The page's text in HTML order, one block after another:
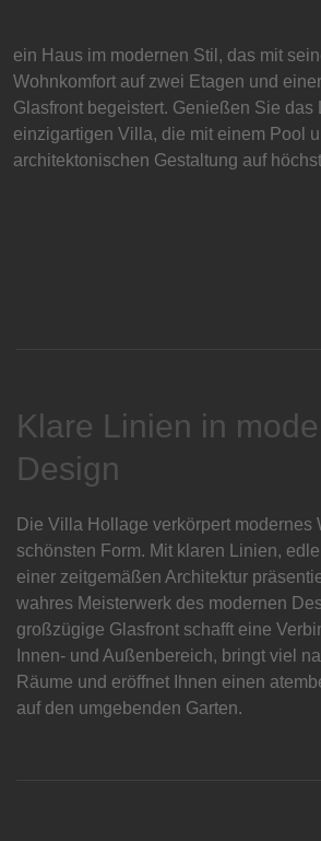
ein Haus im modernen Stil, das mit
Wohnkomfort auf zwei Etagen und
Glasfront begeistert. Genießen Sie das
einzigartigen Villa, die mit einem Pool
architektonischen Gestaltung auf
Klare Linien in
Design
Die Villa Hollage verkörpert modernes
schönsten Form. Mit klaren Linien,
einer zeitgemäßen Architektur
wahres Meisterwerk des modernen
großzügige Glasfront schafft eine
Innen- und Außenbereich, bringt viel
Räume und eröffnet Ihnen einen
auf den umgebenden Garten.